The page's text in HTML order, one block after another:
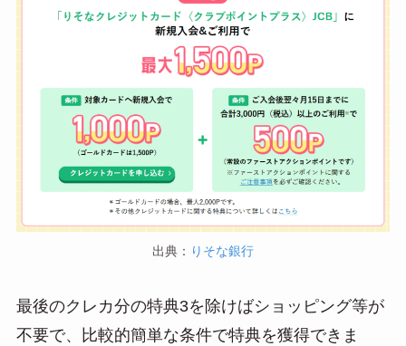
出典： りそな銀行
最後のクレカ分の特典3を除けばショッピング等が
不要で、比較的簡単な条件で特典を獲得できま